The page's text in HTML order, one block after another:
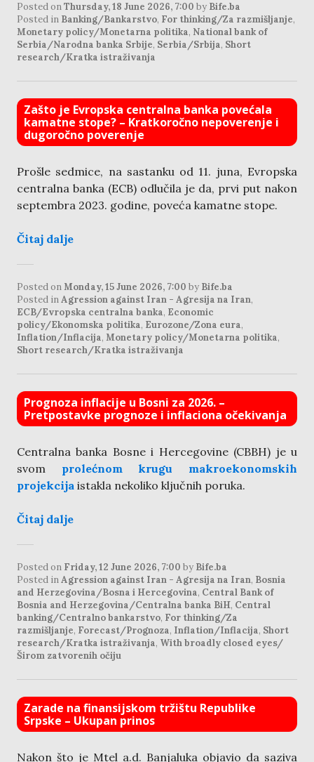
Posted onThursday, 18 June 2026, 7:00 by Bife.ba
Posted in Banking/Bankarstvo, For thinking/Za razmišljanje,
Monetary policy/Monetarna politika, National bank of
Serbia/Narodna banka Srbije, Serbia/Srbija, Short
research/Kratka istraživanja
Zašto je Evropska centralna banka povećala
kamatne stope? – Kratkoročno nepoverenje i
dugoročno poverenje
Prošle sedmice, na sastanku od 11. juna, Evropska
centralna banka (ECB) odlučila je da, prvi put nakon
septembra 2023. godine, poveća kamatne stope.
Čitaj dalje
Posted on Monday, 15 June 2026, 7:00 by Bife.ba
Posted inAgression against Iran - Agresija na Iran,
ECB/Evropska centralna banka, Economic
policy/Ekonomska politika, Eurozone/Zona eura,
Inflation/Inflacija, Monetary policy/Monetarna politika,
Short research/Kratka istraživanja
Prognoza inflacije u Bosni za 2026. –
Pretpostavke prognoze i inflaciona očekivanja
Centralna banka Bosne i Hercegovine (CBBH) je u
svom prolećnom krugu makroekonomskih
projekcija istakla nekoliko ključnih poruka.
Čitaj dalje
Posted on Friday, 12 June 2026, 7:00 by Bife.ba
Posted inAgression against Iran - Agresija na Iran, Bosnia
and Herzegovina/Bosna i Hercegovina, Central Bank of
Bosnia and Herzegovina/Centralna banka BiH, Central
banking/Centralno bankarstvo, For thinking/Za
razmišljanje, Forecast/Prognoza, Inflation/Inflacija, Short
research/Kratka istraživanja, With broadly closed eyes/
Širom zatvorenih očiju
Zarade na finansijskom tržištu Republike
Srpske – Ukupan prinos
Nakon što je Mtel a.d. Banjaluka objavio da saziva